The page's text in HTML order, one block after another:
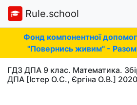
Rule.school
Фонд компонентної
"Повернись живим" -
ГДЗ ДПА 9 клас. Математика.
ДПА [Істер О.С., Єргіна О.В.] 2020